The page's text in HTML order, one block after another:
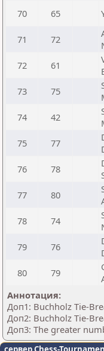
70 65
71 72
72 61
73 75
74 42
75 77
76 78
77 80
78 74
79 76
80 79
Аннотация:
Доп1: Buchholz Tie-
Доп2: Buchholz Tie-
Доп3: The greater